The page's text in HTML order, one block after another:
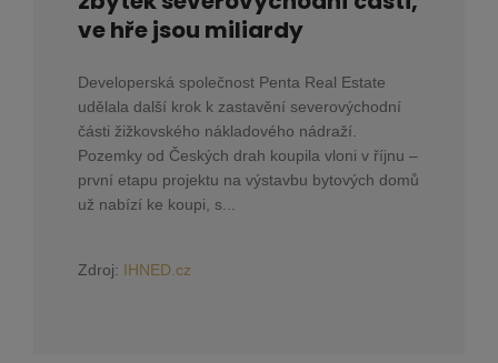
ve hře jsou miliardy
Developerská společnost Penta Real Estate
udělala další krok k zastavění severovýchodní
části žižkovského nákladového nádraží.
Pozemky od Českých drah koupila vloni v říjnu –
první etapu projektu na výstavbu bytových domů
už nabízí ke koupi, s...
Zdroj: IHNED.cz